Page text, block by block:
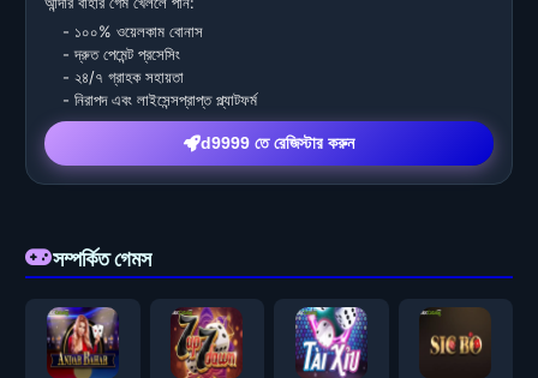
- ১০০% ওয়েলকাম বোনাস
- দ্রুত পেমেন্ট প্রসেসিং
- ২৪/৭ গ্রাহক সহায়তা
- নিরাপদ এবং লাইসেন্সপ্রাপ্ত প্ল্যাটফর্ম
d9999 তে রেজিস্টার করুন
সম্পর্কিত গেমস